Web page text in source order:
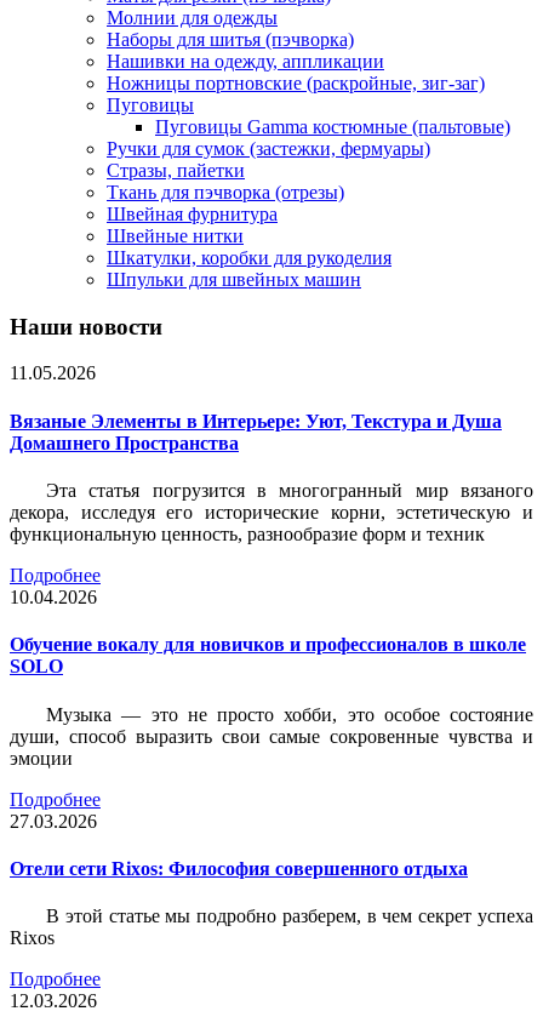
Молнии для одежды
Наборы для шитья (пэчворка)
Нашивки на одежду, аппликации
Ножницы портновские (раскройные, зиг-заг)
Пуговицы
Пуговицы Gamma костюмные (пальтовые)
Ручки для сумок (застежки, фермуары)
Стразы, пайетки
Ткань для пэчворка (отрезы)
Швейная фурнитура
Швейные нитки
Шкатулки, коробки для рукоделия
Шпульки для швейных машин
Наши новости
11.05.2026
Вязаные Элементы в Интерьере: Уют, Текстура и Душа
Домашнего Пространства
Эта статья погрузится в многогранный мир вязаного
декора, исследуя его исторические корни, эстетическую и
функциональную ценность, разнообразие форм и техник
Подробнее
10.04.2026
Обучение вокалу для новичков и профессионалов в школе
SOLO
Музыка — это не просто хобби, это особое состояние
души, способ выразить свои самые сокровенные чувства и
эмоции
Подробнее
27.03.2026
Отели сети Rixos: Философия совершенного отдыха
В этой статье мы подробно разберем, в чем секрет успеха
Rixos
Подробнее
12.03.2026